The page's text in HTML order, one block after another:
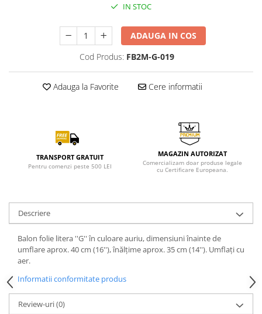
IN STOC
ADAUGA IN COS
Cod Produs: FB2M-G-019
Adauga la Favorite Cere informatii
TRANSPORT GRATUIT
Pentru comenzi peste 500 LEI
MAGAZIN AUTORIZAT
Comercializam doar produse legale
cu Certificare Europeana.
Descriere
Balon folie litera ''G'' în culoare auriu, dimensiuni înainte de
umflare aprox. 40 cm (16''), înălțime aprox. 35 cm (14''). Umflați cu
aer.
Informatii conformitate produs
Review-uri(0)